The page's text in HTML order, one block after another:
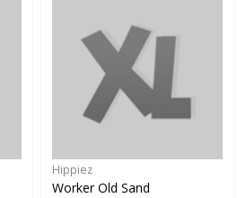
Hippiez
Worker Old Sand